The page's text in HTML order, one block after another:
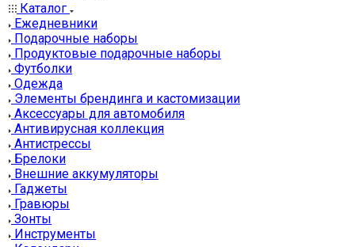
Каталог
Ежедневники
Подарочные наборы
Продуктовые подарочные наборы
Футболки
Одежда
Элементы брендинга и кастомизации
Аксессуары для автомобиля
Антивирусная коллекция
Антистрессы
Брелоки
Внешние аккумуляторы
Гаджеты
Гравюры
Зонты
Инструменты